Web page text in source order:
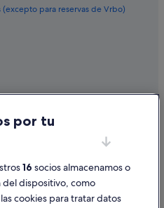
para reservas de Vrbo)
denunciar contenido
por tu
16 socios almacenamos o
dispositivo, como
cookies para tratar datos